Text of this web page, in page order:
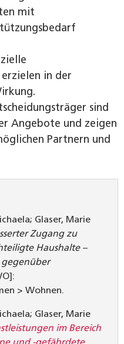
mit
in der
sind
Angebote und zeigen
Partnern und
Glaser, Marie
Zugang zu
Haushalte –
> Wohnen.
Glaser, Marie
im Bereich